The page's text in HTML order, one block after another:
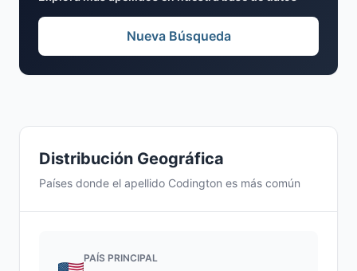
Distribución Geográfica
Países donde el apellido Codington es más común
PAÍS PRINCIPAL
Nueva Búsqueda